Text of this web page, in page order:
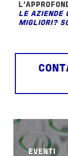
LE AZIENDE
MIGLIORI?
Image
EVENTI